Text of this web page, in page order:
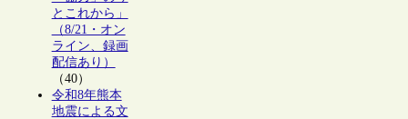
とこれから」
（8/21・オン
ライン、録画
配信あり）
（40）
令和8年熊本
地震による文